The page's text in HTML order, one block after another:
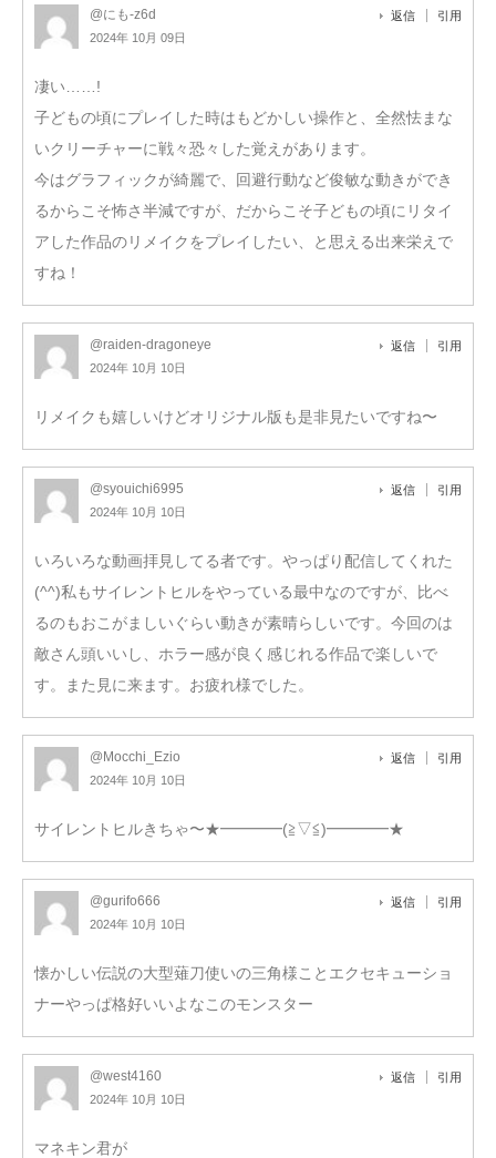
@にも-z6d
2024年 10月 09日
返信 引用
凄い……!
子どもの頃にプレイした時はもどかしい操作と、全然怯まな
いクリーチャーに戦々恐々した覚えがあります。
今はグラフィックが綺麗で、回避行動など俊敏な動きができ
るからこそ怖さ半減ですが、だからこそ子どもの頃にリタイ
アした作品のリメイクをプレイしたい、と思える出来栄えで
すね！
@raiden-dragoneye
2024年 10月 10日
返信 引用
リメイクも嬉しいけどオリジナル版も是非見たいですね〜
@syouichi6995
2024年 10月 10日
返信 引用
いろいろな動画拝見してる者です。やっぱり配信してくれた
(^^)私もサイレントヒルをやっている最中なのですが、比べ
るのもおこがましいぐらい動きが素晴らしいです。今回のは
敵さん頭いいし、ホラー感が良く感じれる作品で楽しいで
す。また見に来ます。お疲れ様でした。
@Mocchi_Ezio
2024年 10月 10日
返信 引用
サイレントヒルきちゃ〜★━━━━(≧▽≦)━━━━★
@gurifo666
2024年 10月 10日
返信 引用
懐かしい伝説の大型薙刀使いの三角様ことエクセキューショ
ナーやっぱ格好いいよなこのモンスター
@west4160
2024年 10月 10日
返信 引用
マネキン君が